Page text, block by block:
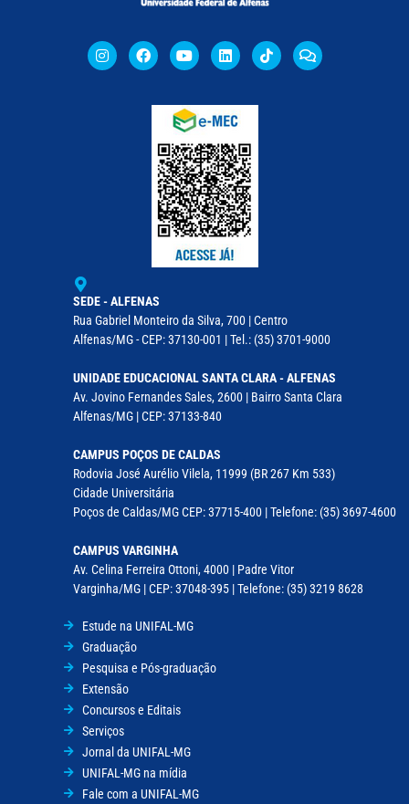
SEDE - ALFENAS
Rua Gabriel Monteiro da Silva, 700 | Centro
Alfenas/MG - CEP: 37130-001 | Tel.: (35) 3701-9000
UNIDADE EDUCACIONAL SANTA CLARA - ALFENAS
Av. Jovino Fernandes Sales, 2600 | Bairro Santa Clara
Alfenas/MG | CEP: 37133-840
CAMPUS POÇOS DE CALDAS
Rodovia José Aurélio Vilela, 11999 (BR 267 Km 533)
Cidade Universitária
Poços de Caldas/MG CEP: 37715-400 | Telefone: (35) 3697-4600
CAMPUS VARGINHA
Av. Celina Ferreira Ottoni, 4000 | Padre Vitor
Varginha/MG | CEP: 37048-395 | Telefone: (35) 3219 8628
Estude na UNIFAL-MG
Graduação
Pesquisa e Pós-graduação
Extensão
Concursos e Editais
Serviços
Jornal da UNIFAL-MG
UNIFAL-MG na mídia
Fale com a UNIFAL-MG